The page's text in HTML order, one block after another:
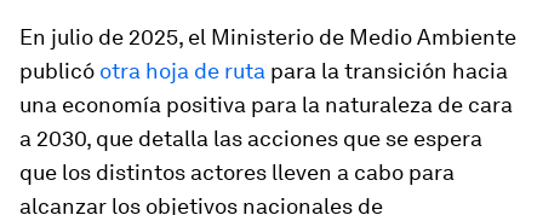
En julio de 2025, el Ministerio de Medio Ambiente
publicó otra hoja de ruta para la transición hacia
una economía positiva para la naturaleza de cara
a 2030, que detalla las acciones que se espera
que los distintos actores lleven a cabo para
alcanzar los objetivos nacionales de